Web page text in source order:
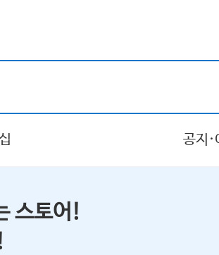
공지·
스토어!